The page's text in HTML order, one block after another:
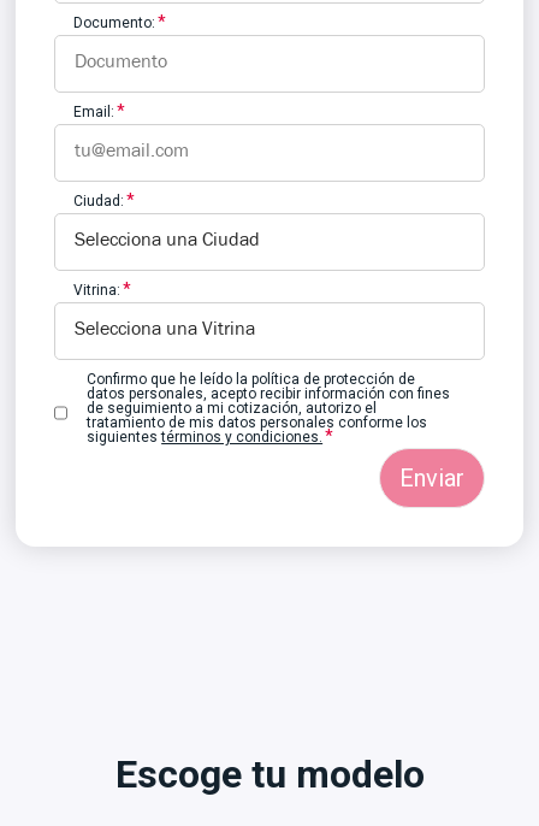
Documento:
Email:
Ciudad:
Vitrina:
Confirmo que he leído la política de protección de
datos personales, acepto recibir información con fines
de seguimiento a mi cotización, autorizo el
tratamiento de mis datos personales conforme los
siguientestérminos y condiciones.
Escoge tu modelo